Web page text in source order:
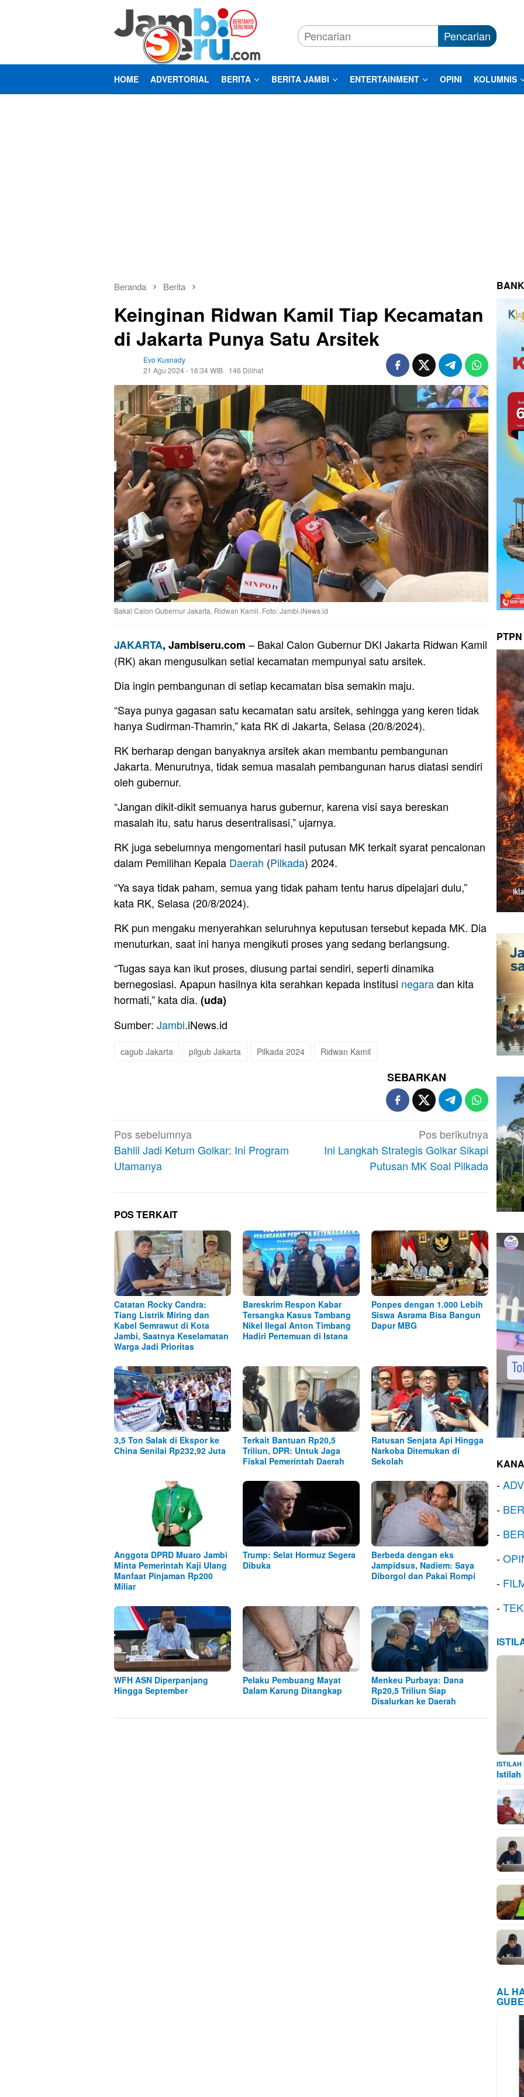
Pencarian
HOME ADVERTORIAL BERITA BERITA JAMBI ENTERTAINMENT OPINI KOLUMNIS
Beranda Berita
Keinginan Ridwan Kamil Tiap Kecamatan
di Jakarta Punya Satu Arsitek
Evo Kusnady
21 Agu 2024 - 16:34 WIB
146 Dilihat
Bakal Calon Gubernur Jakarta, Ridwan Kamil. Foto: Jambi.iNews.id
JAKARTA, Jambiseru.com – Bakal Calon Gubernur DKI Jakarta Ridwan Kamil
(RK) akan mengusulkan setial kecamatan mempunyai satu arsitek.
Dia ingin pembangunan di setiap kecamatan bisa semakin maju.
“Saya punya gagasan satu kecamatan satu arsitek, sehingga yang keren tidak
hanya Sudirman-Thamrin,” kata RK di Jakarta, Selasa (20/8/2024).
RK berharap dengan banyaknya arsitek akan membantu pembangunan
Jakarta. Menurutnya, tidak semua masalah pembangunan harus diatasi sendiri
oleh gubernur.
“Jangan dikit-dikit semuanya harus gubernur, karena visi saya bereskan
masalah itu, satu harus desentralisasi,” ujarnya.
RK juga sebelumnya mengomentari hasil putusan MK terkait syarat pencalonan
dalam Pemilihan Kepala Daerah (Pilkada) 2024.
“Ya saya tidak paham, semua yang tidak paham tentu harus dipelajari dulu,”
kata RK, Selasa (20/8/2024).
RK pun mengaku menyerahkan seluruhnya keputusan tersebut kepada MK. Dia
menuturkan, saat ini hanya mengikuti proses yang sedang berlangsung.
“Tugas saya kan ikut proses, diusung partai sendiri, seperti dinamika
bernegosiasi. Apapun hasilnya kita serahkan kepada institusi negaradan kita
hormati,” kata dia. (uda)
Sumber: Jambi.iNews.id
cagub Jakarta pilgub Jakarta Pilkada 2024 Ridwan Kamil
SEBARKAN
Navigasi
pos
Pos sebelumnya
Bahlil Jadi Ketum Golkar: Ini Program
Utamanya
Pos berikutnya
Ini Langkah Strategis Golkar Sikapi
Putusan MK Soal Pilkada
POS TERKAIT
Catatan Rocky Candra:
Tiang Listrik Miring dan
Kabel Semrawut di Kota
Jambi, Saatnya Keselamatan
Warga Jadi Prioritas
Bareskrim Respon Kabar
Tersangka Kasus Tambang
Nikel Ilegal Anton Timbang
Hadiri Pertemuan di Istana
Ponpes dengan 1.000 Lebih
Siswa Asrama Bisa Bangun
Dapur MBG
3,5 Ton Salak di Ekspor ke
China Senilai Rp232,92 Juta
Terkait Bantuan Rp20,5
Triliun, DPR: Untuk Jaga
Fiskal Pemerintah Daerah
Ratusan Senjata Api Hingga
Narkoba Ditemukan di
Sekolah
Anggota DPRD Muaro Jambi
Minta Pemerintah Kaji Ulang
Manfaat Pinjaman Rp200
Miliar
Trump: Selat Hormuz Segera
Dibuka
Berbeda dengan eks
Jampidsus, Nadiem: Saya
Diborgol dan Pakai Rompi
WFH ASN Diperpanjang
Hingga September
Pelaku Pembuang Mayat
Dalam Karung Ditangkap
Menkeu Purbaya: Dana
Rp20,5 Triliun Siap
Disalurkan ke Daerah
-
-
-
-
-
-
ISTILAH
Istilah
AL